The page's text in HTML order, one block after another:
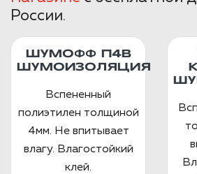
России.
ШУМОФФ П4В
ШУМОИЗОЛЯЦИЯ
Вспененный
полиэтилен толщиной
4мм. Не впитывает
влагу. Влагостойкий
клей.